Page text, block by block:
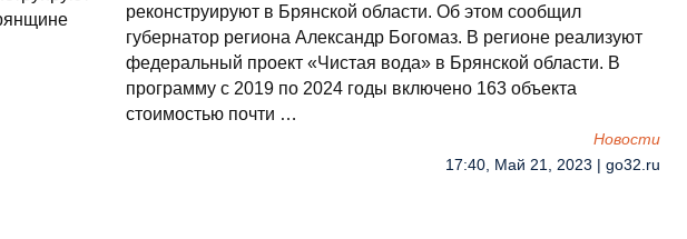
реконструируют в Брянской области. Об этом сообщил
губернатор региона Александр Богомаз. В регионе реализуют
федеральный проект «Чистая вода» в Брянской области. В
программу с 2019 по 2024 годы включено 163 объекта
стоимостью почти …
Новости
17:40, Май 21, 2023 | go32.ru